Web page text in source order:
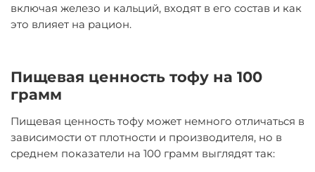
включая железо и кальций, входят в его состав и как
это влияет на рацион.
Пищевая ценность тофу на 100
грамм
Пищевая ценность тофу может немного отличаться в
зависимости от плотности и производителя, но в
среднем показатели на 100 грамм выглядят так: